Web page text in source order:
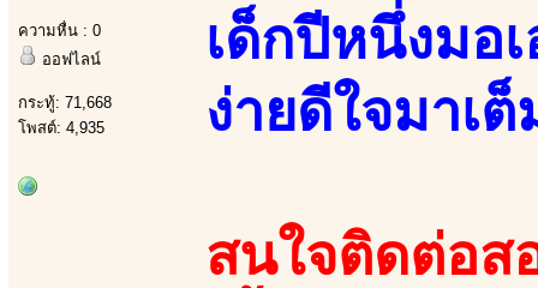
ความหื่น : 0
ออฟไลน์
กระทู้: 71,668
โพสต์: 4,935
เด็กปีหนึ่งมอ
ง่ายดีใจมาเ
สนใจติดต่อส